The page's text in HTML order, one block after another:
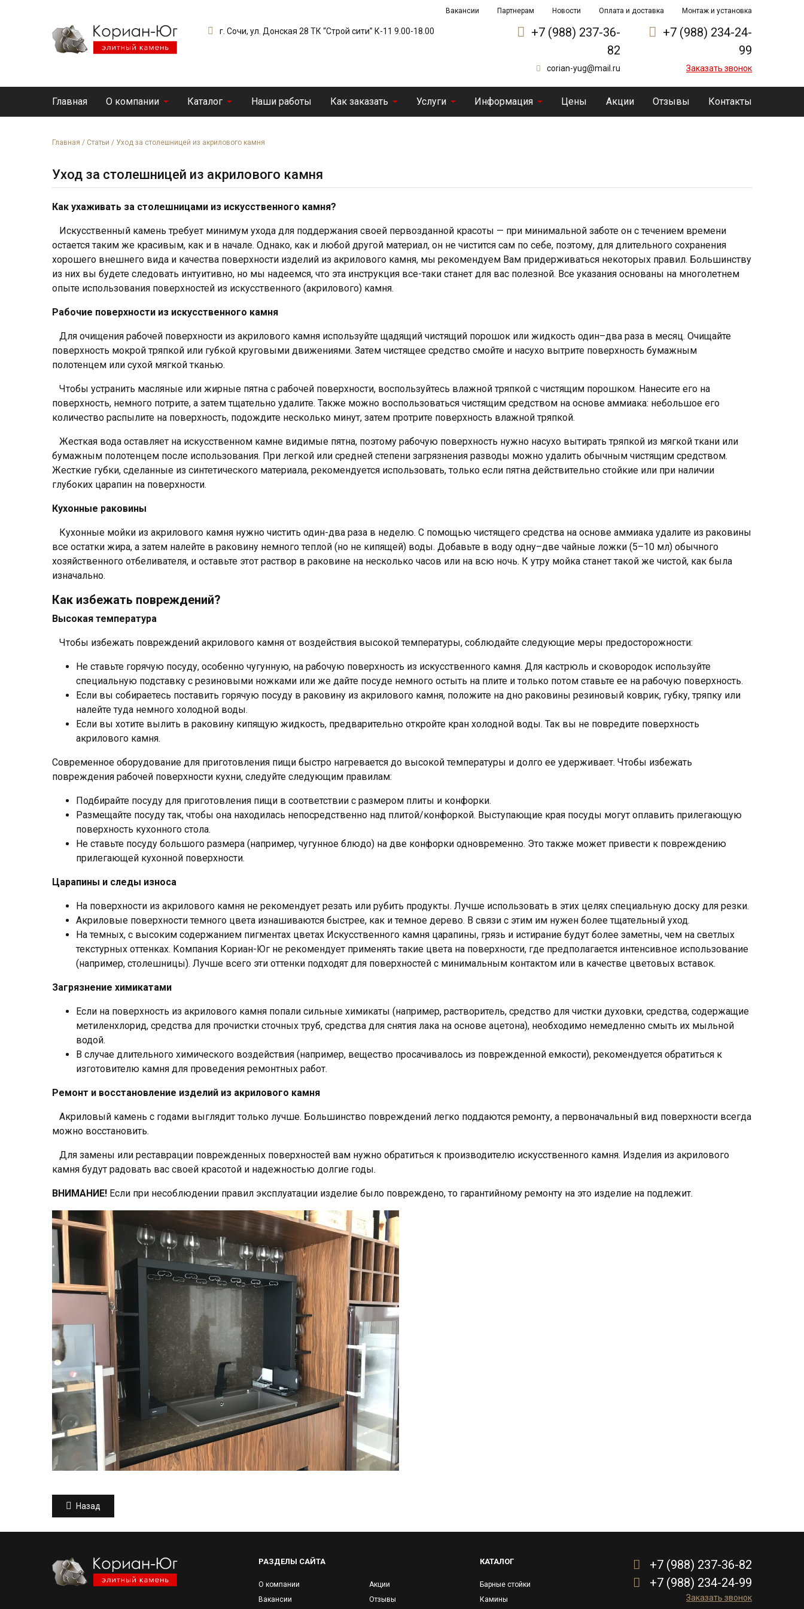
Вакансии Партнерам Новости Оплата и доставка Монтаж и установка
г. Сочи, ул. Донская 28 ТК “Строй сити” К-11 9.00-18.00
+7 (988) 237-36-
82
corian-yug@mail.ru
+7 (988) 234-24-
99
Заказать звонок
Главная О компании Каталог Наши работы Как заказать Услуги Информация Цены Акции Отзывы Контакты
Главная / Статьи / Уход за столешницей из акрилового камня
Уход за столешницей из акрилового камня
Как ухаживать за столешницами из искусственного камня?
Искусственный камень требует минимум ухода для поддержания своей первозданной красоты — при минимальной заботе он с течением времени
остается таким же красивым, как и в начале. Однако, как и любой другой материал, он не чистится сам по себе, поэтому, для длительного сохранения
хорошего внешнего вида и качества поверхности изделий из акрилового камня, мы рекомендуем Вам придерживаться некоторых правил. Большинству
из них вы будете следовать интуитивно, но мы надеемся, что эта инструкция все-таки станет для вас полезной. Все указания основаны на многолетнем
опыте использования поверхностей из искусственного (акрилового) камня.
Рабочие поверхности из искусственного камня
Для очищения рабочей поверхности из акрилового камня используйте щадящий чистящий порошок или жидкость один–два раза в месяц. Очищайте
поверхность мокрой тряпкой или губкой круговыми движениями. Затем чистящее средство смойте и насухо вытрите поверхность бумажным
полотенцем или сухой мягкой тканью.
Чтобы устранить масляные или жирные пятна с рабочей поверхности, воспользуйтесь влажной тряпкой с чистящим порошком. Нанесите его на
поверхность, немного потрите, а затем тщательно удалите. Также можно воспользоваться чистящим средством на основе аммиака: небольшое его
количество распылите на поверхность, подождите несколько минут, затем протрите поверхность влажной тряпкой.
Жесткая вода оставляет на искусственном камне видимые пятна, поэтому рабочую поверхность нужно насухо вытирать тряпкой из мягкой ткани или
бумажным полотенцем после использования. При легкой или средней степени загрязнения разводы можно удалить обычным чистящим средством.
Жесткие губки, сделанные из синтетического материала, рекомендуется использовать, только если пятна действительно стойкие или при наличии
глубоких царапин на поверхности.
Кухонные раковины
Кухонные мойки из акрилового камня нужно чистить один-два раза в неделю. С помощью чистящего средства на основе аммиака удалите из раковины
все остатки жира, а затем налейте в раковину немного теплой (но не кипящей) воды. Добавьте в воду одну–две чайные ложки (5–10 мл) обычного
хозяйственного отбеливателя, и оставьте этот раствор в раковине на несколько часов или на всю ночь. К утру мойка станет такой же чистой, как была
изначально.
Как избежать повреждений?
Высокая температура
Чтобы избежать повреждений акрилового камня от воздействия высокой температуры, соблюдайте следующие меры предосторожности:
Не ставьте горячую посуду, особенно чугунную, на рабочую поверхность из искусственного камня. Для кастрюль и сковородок используйте
специальную подставку с резиновыми ножками или же дайте посуде немного остыть на плите и только потом ставьте ее на рабочую поверхность.
Если вы собираетесь поставить горячую посуду в раковину из акрилового камня, положите на дно раковины резиновый коврик, губку, тряпку или
налейте туда немного холодной воды.
Если вы хотите вылить в раковину кипящую жидкость, предварительно откройте кран холодной воды. Так вы не повредите поверхность
акрилового камня.
Современное оборудование для приготовления пищи быстро нагревается до высокой температуры и долго ее удерживает. Чтобы избежать
повреждения рабочей поверхности кухни, следуйте следующим правилам:
Подбирайте посуду для приготовления пищи в соответствии с размером плиты и конфорки.
Размещайте посуду так, чтобы она находилась непосредственно над плитой/конфоркой. Выступающие края посуды могут оплавить прилегающую
поверхность кухонного стола.
Не ставьте посуду большого размера (например, чугунное блюдо) на две конфорки одновременно. Это также может привести к повреждению
прилегающей кухонной поверхности.
Царапины и следы износа
На поверхности из акрилового камня не рекомендует резать или рубить продукты. Лучше использовать в этих целях специальную доску для резки.
Акриловые поверхности темного цвета изнашиваются быстрее, как и темное дерево. В связи с этим им нужен более тщательный уход.
На темных, с высоким содержанием пигментах цветах Искусственного камня царапины, грязь и истирание будут более заметны, чем на светлых
текстурных оттенках. Компания Кориан-Юг не рекомендует применять такие цвета на поверхности, где предполагается интенсивное использование
(например, столешницы). Лучше всего эти оттенки подходят для поверхностей с минимальным контактом или в качестве цветовых вставок.
Загрязнение химикатами
Если на поверхность из акрилового камня попали сильные химикаты (например, растворитель, средство для чистки духовки, средства, содержащие
метиленхлорид, средства для прочистки сточных труб, средства для снятия лака на основе ацетона), необходимо немедленно смыть их мыльной
водой.
В случае длительного химического воздействия (например, вещество просачивалось из поврежденной емкости), рекомендуется обратиться к
изготовителю камня для проведения ремонтных работ.
Ремонт и восстановление изделий из акрилового камня
Акриловый камень с годами выглядит только лучше. Большинство повреждений легко поддаются ремонту, а первоначальный вид поверхности всегда
можно восстановить.
Для замены или реставрации поврежденных поверхностей вам нужно обратиться к производителю искусственного камня. Изделия из акрилового
камня будут радовать вас своей красотой и надежностью долгие годы.
ВНИМАНИЕ! Если при несоблюдении правил эксплуатации изделие было повреждено, то гарантийному ремонту на это изделие на подлежит.
Назад
РАЗДЕЛЫ САЙТА
О компании
Вакансии
Акции
Отзывы
КАТАЛОГ
Барные стойки
Камины
+7 (988) 237-36-82
+7 (988) 234-24-99
Заказать звонок